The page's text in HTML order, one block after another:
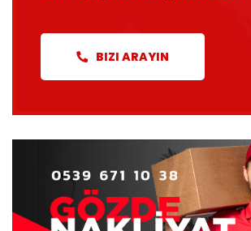
BIZI ARAYIN